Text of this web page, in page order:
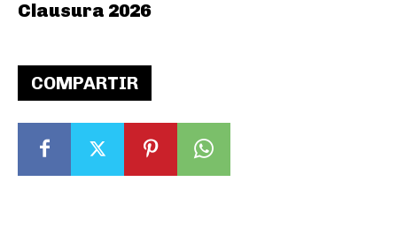
COMPARTIR
Clausura 2026